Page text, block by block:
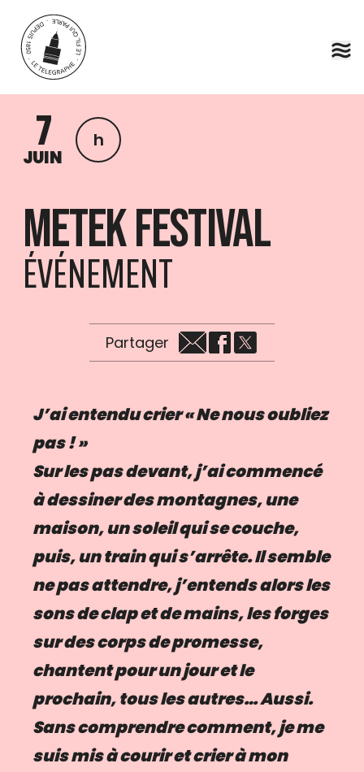
Aller au contenu principal
7
JUIN
h
Metek Festival
ÉVÉNEMENT
Partager
J’ai entendu crier « Ne nous oubliez
pas ! »
Sur les pas devant, j’ai commencé
à dessiner des montagnes, une
maison, un soleil qui se couche,
puis, un train qui s’arrête. Il semble
ne pas attendre, j’entends alors les
sons de clap et de mains, les forges
sur des corps de promesse,
chantent pour un jour et le
prochain, tous les autres… Aussi.
Sans comprendre comment, je me
suis mis à courir et crier à mon